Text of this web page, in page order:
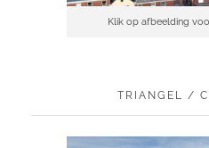
Klik op afbeelding
TRIANGEL /